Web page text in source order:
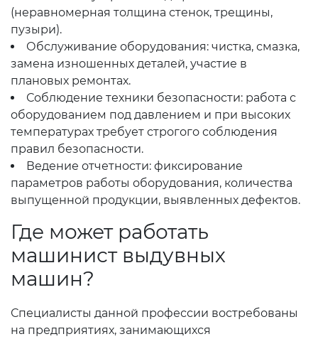
(неравномерная толщина стенок, трещины,
пузыри).
Обслуживание оборудования: чистка, смазка,
замена изношенных деталей, участие в
плановых ремонтах.
Соблюдение техники безопасности: работа с
оборудованием под давлением и при высоких
температурах требует строгого соблюдения
правил безопасности.
Ведение отчетности: фиксирование
параметров работы оборудования, количества
выпущенной продукции, выявленных дефектов.
Где может работать
машинист выдувных
машин?
Специалисты данной профессии востребованы
на предприятиях, занимающихся